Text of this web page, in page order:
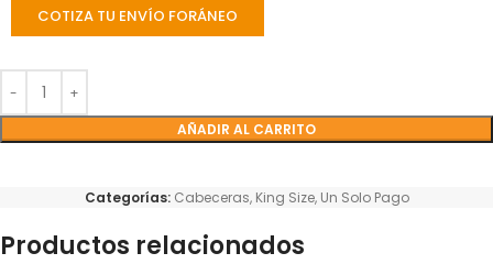
COTIZA TU ENVÍO FORÁNEO
AÑADIR AL CARRITO
Categorías: Cabeceras, King Size, Un Solo Pago
Productos relacionados